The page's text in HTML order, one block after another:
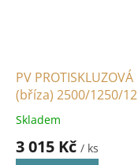
PV PROTISKLUZOVÁ
(bříza) 2500/1250/12
Skladem
3 015 Kč / ks